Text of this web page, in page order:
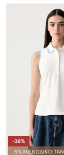
-36%
-5% ΜΕ ΚΩΔΙΚΟ: TAN